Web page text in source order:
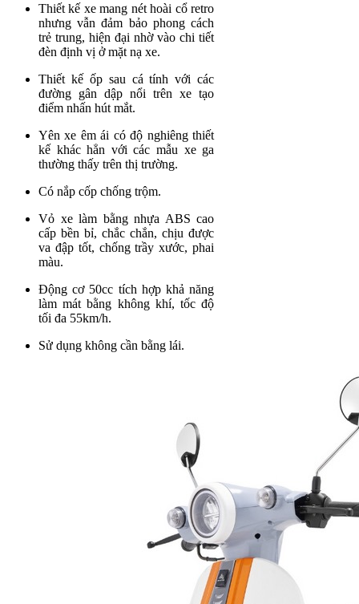
Thiết kế xe mang nét hoài cổ retro
nhưng vẫn đảm bảo phong cách
trẻ trung, hiện đại nhờ vào chi tiết
đèn định vị ở mặt nạ xe.
Thiết kế ốp sau cá tính với các
đường gân dập nổi trên xe tạo
điểm nhấn hút mắt.
Yên xe êm ái có độ nghiêng thiết
kế khác hẳn với các mẫu xe ga
thường thấy trên thị trường.
Có nắp cốp chống trộm.
Vỏ xe làm bằng nhựa ABS cao
cấp bền bỉ, chắc chắn, chịu được
va đập tốt, chống trầy xước, phai
màu.
Động cơ 50cc tích hợp khả năng
làm mát bằng không khí, tốc độ
tối đa 55km/h.
Sử dụng không cần bằng lái.